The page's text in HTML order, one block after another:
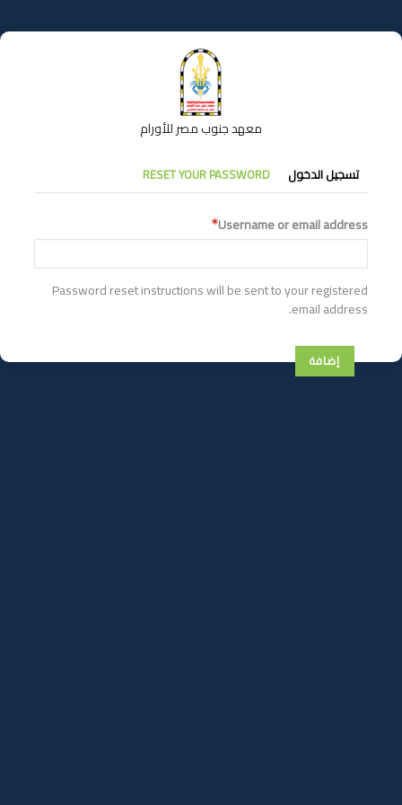
إلى
المحتوى
معهد جنوب مصر للأورام
التبويبات
الأساسية
تسجيل الدخول RESET YOUR PASSWORD
Username or email address
Password reset instructions will be sent to your registered
email address.